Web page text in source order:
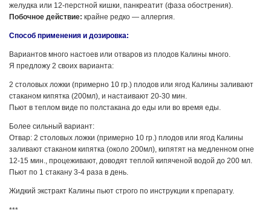
желудка или 12-перстной кишки, панкреатит (фаза обострения).
Побочное действие: крайне редко — аллергия.
Способ применения и дозировка:
Вариантов много настоев или отваров из плодов Калины много.
Я предложу 2 своих варианта:
2 столовых ложки (примерно 10 гр.) плодов или ягод Калины заливают
стаканом кипятка (200мл), и настаивают 20-30 мин.
Пьют в теплом виде по полстакана до еды или во время еды.
Более сильный вариант:
Отвар: 2 столовых ложки (примерно 10 гр.) плодов или ягод Калины
заливают стаканом кипятка (около 200мл), кипятят на медленном огне
12-15 мин., процеживают, доводят теплой кипяченой водой до 200 мл.
Пьют по 1 стакану 3-4 раза в день.
Жидкий экстракт Калины пьют строго по инструкции к препарату.
***